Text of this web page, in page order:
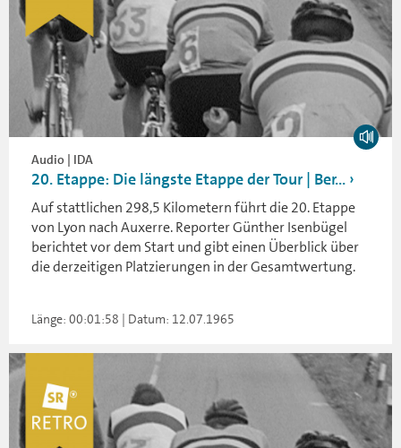
Audio | IDA
20. Etappe: Die längste Etappe der Tour | Ber...
Auf stattlichen 298,5 Kilometern führt die 20. Etappe
von Lyon nach Auxerre. Reporter Günther Isenbügel
berichtet vor dem Start und gibt einen Überblick über
die derzeitigen Platzierungen in der Gesamtwertung.
Länge: 00:01:58 | Datum: 12.07.1965